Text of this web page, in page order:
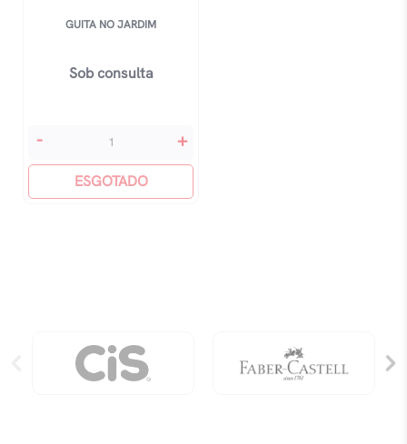
GUITA NO JARDIM
Sob consulta
guita
quantidade
- +
ESGOTADO